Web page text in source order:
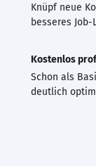
Knüpf neue
besseres Job-
Kostenlos
Schon als
deutlich